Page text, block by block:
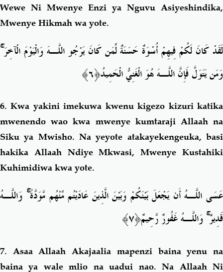
Wewe Ni Mwenye Enzi ya Nguvu Asiyeshindika,
Mwenye Hikmah wa yote.
لَقَدْ كَانَ لَكُمْ فِيهِمْ أُسْوَةٌ حَسَنَةٌ لِّمَن كَانَ يَرْجُو اللَّـهَ وَالْيَوْمَ الْآخِرَۚ
وَمَن يَتَوَلَّ فَإِنَّ اللَّـهَ هُوَ الْغَنِيُّ الْحَمِيدُ﴿٦﴾
6.Kwa yakini imekuwa kwenu kigezo kizuri katika
mwenendo wao kwa mwenye kumtaraji Allaah na
Siku ya Mwisho. Na yeyote atakayekengeuka, basi
hakika Allaah Ndiye Mkwasi, Mwenye Kustahiki
Kuhimidiwa kwa yote.
عَسَى اللَّـهُ أَن يَجْعَلَ بَيْنَكُمْ وَبَيْنَ الَّذِينَ عَادَيْتُم مِّنْهُم مَّوَدَّةًۚ وَاللَّـهُ
قَدِيرٌۚوَاللَّـهُ غَفُورٌ رَّحِيمٌ﴿٧﴾
7. Asaa Allaah Akajaalia mapenzi baina yenu na
baina ya wale mlio na uadui nao. Na Allaah Ni